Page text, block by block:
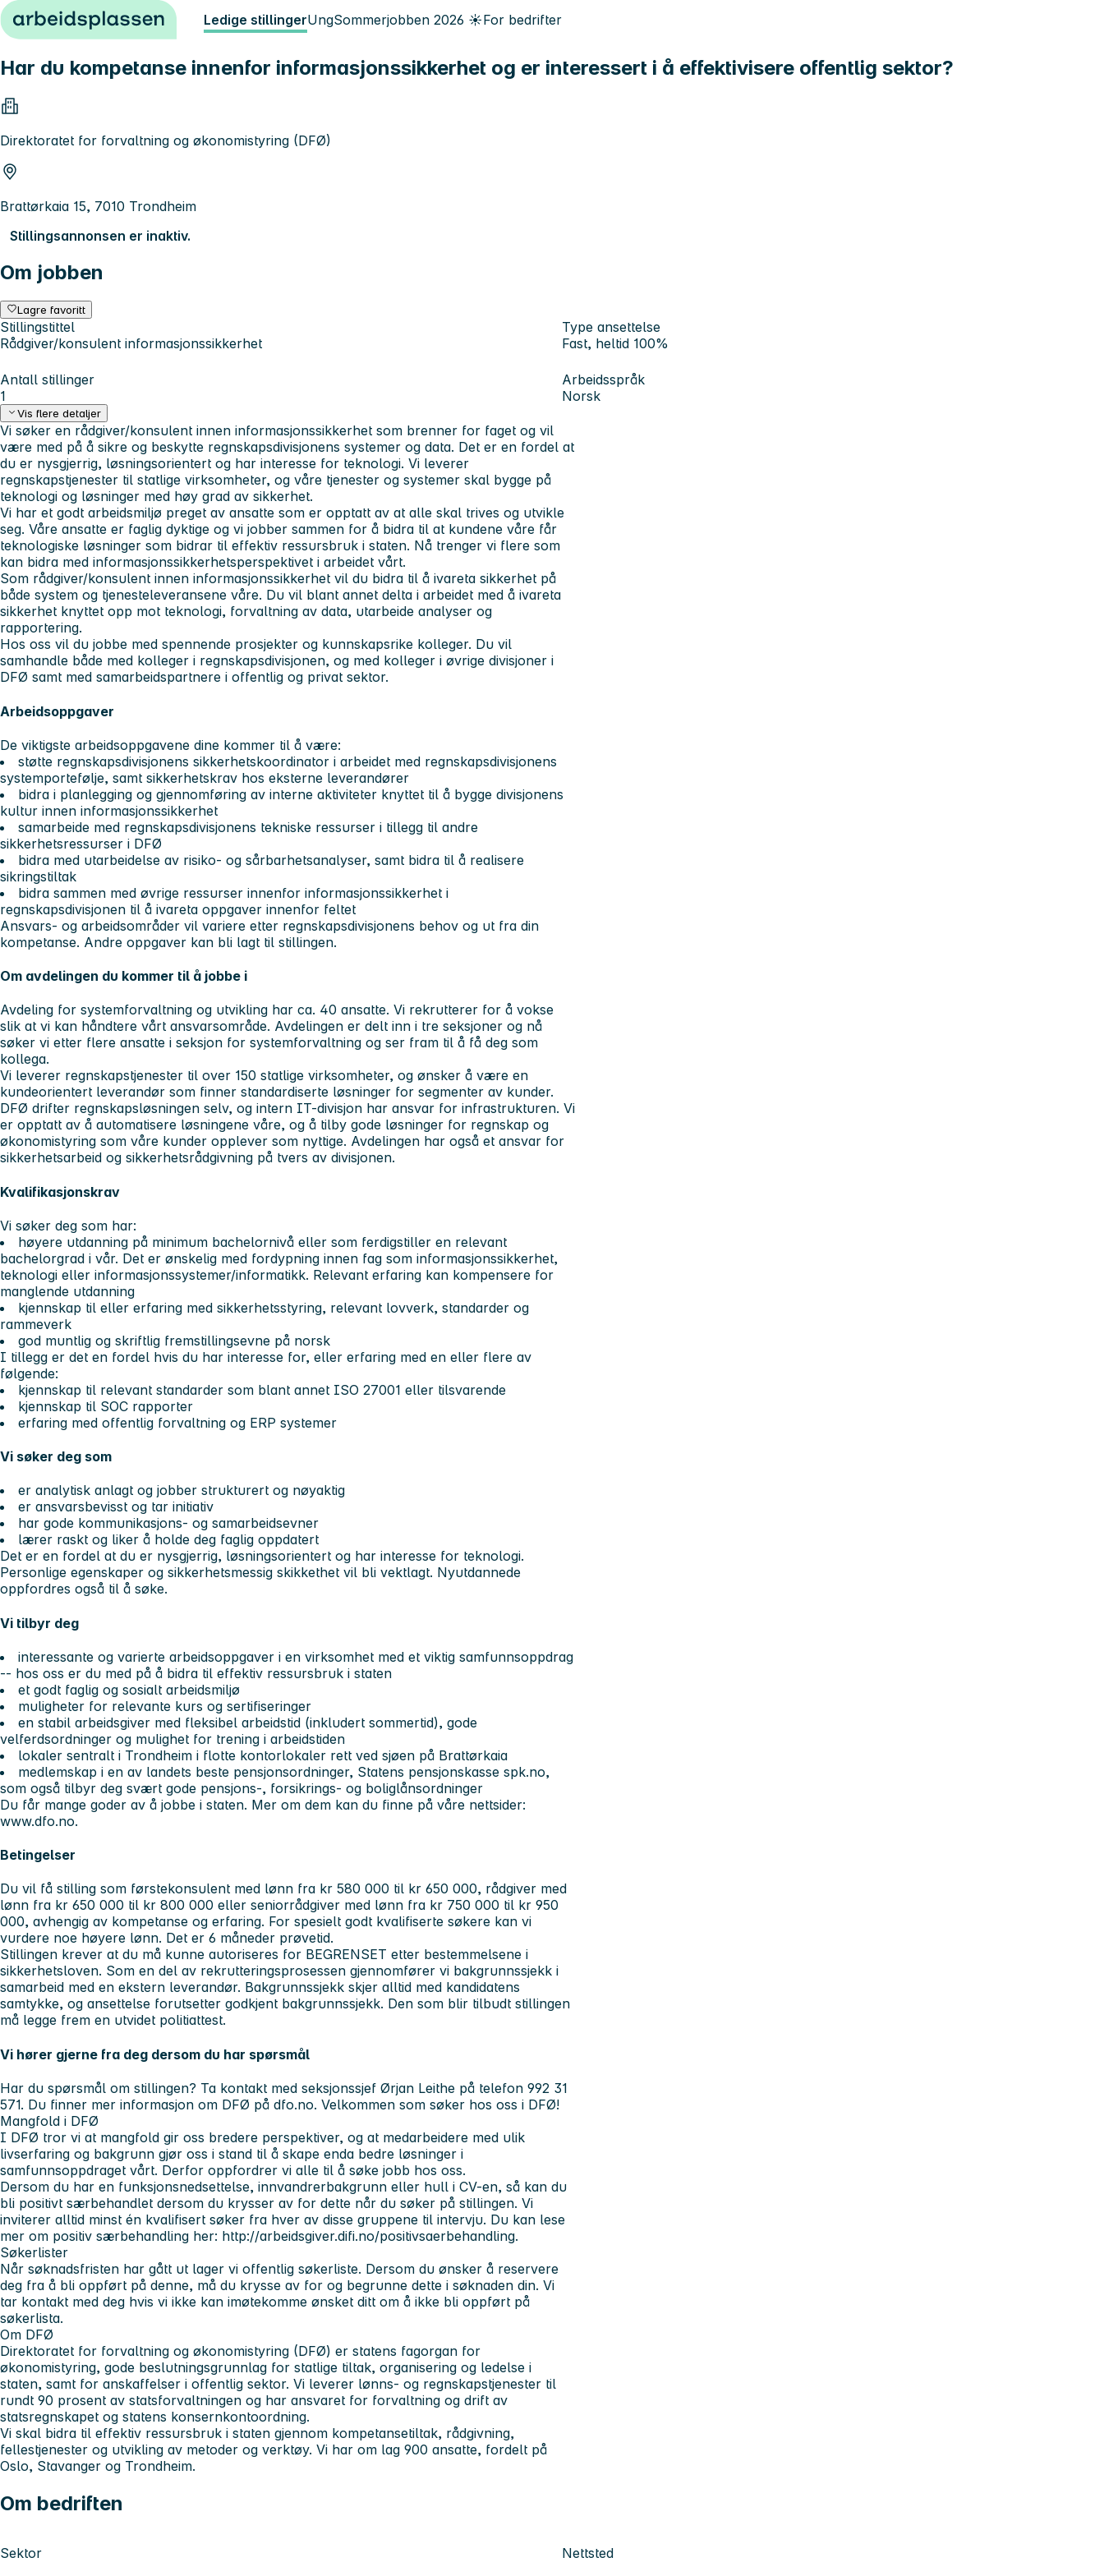
Hopp til innhold Ledige stillingerUngSommerjobben 2026 ☀️For bedrifter
Har du kompetanse innenfor informasjonssikkerhet og er interessert i å effektivisere offentlig sektor?
Direktoratet for forvaltning og økonomistyring (DFØ)
Brattørkaia 15, 7010 Trondheim
Stillingsannonsen er inaktiv.
Om jobben
Lagre favoritt
Stillingstittel
Rådgiver/konsulent informasjonssikkerhet
Type ansettelse
Fast, heltid 100%
Antall stillinger
1
Arbeidsspråk
Norsk
Vis flere detaljer
Vi søker en rådgiver/konsulent innen informasjonssikkerhet som brenner for faget og vil
være med på å sikre og beskytte regnskapsdivisjonens systemer og data. Det er en fordel at
du er nysgjerrig, løsningsorientert og har interesse for teknologi. Vi leverer
regnskapstjenester til statlige virksomheter, og våre tjenester og systemer skal bygge på
teknologi og løsninger med høy grad av sikkerhet.
Vi har et godt arbeidsmiljø preget av ansatte som er opptatt av at alle skal trives og utvikle
seg. Våre ansatte er faglig dyktige og vi jobber sammen for å bidra til at kundene våre får
teknologiske løsninger som bidrar til effektiv ressursbruk i staten. Nå trenger vi flere som
kan bidra med informasjonssikkerhetsperspektivet i arbeidet vårt.
Som rådgiver/konsulent innen informasjonssikkerhet vil du bidra til å ivareta sikkerhet på
både system og tjenesteleveransene våre. Du vil blant annet delta i arbeidet med å ivareta
sikkerhet knyttet opp mot teknologi, forvaltning av data, utarbeide analyser og
rapportering.
Hos oss vil du jobbe med spennende prosjekter og kunnskapsrike kolleger. Du vil
samhandle både med kolleger i regnskapsdivisjonen, og med kolleger i øvrige divisjoner i
DFØ samt med samarbeidspartnere i offentlig og privat sektor.
Arbeidsoppgaver
De viktigste arbeidsoppgavene dine kommer til å være:
støtte regnskapsdivisjonens sikkerhetskoordinator i arbeidet med regnskapsdivisjonens
systemportefølje, samt sikkerhetskrav hos eksterne leverandører
bidra i planlegging og gjennomføring av interne aktiviteter knyttet til å bygge divisjonens
kultur innen informasjonssikkerhet
samarbeide med regnskapsdivisjonens tekniske ressurser i tillegg til andre
sikkerhetsressurser i DFØ
bidra med utarbeidelse av risiko- og sårbarhetsanalyser, samt bidra til å realisere
sikringstiltak
bidra sammen med øvrige ressurser innenfor informasjonssikkerhet i
regnskapsdivisjonen til å ivareta oppgaver innenfor feltet
Ansvars- og arbeidsområder vil variere etter regnskapsdivisjonens behov og ut fra din
kompetanse. Andre oppgaver kan bli lagt til stillingen.
Om avdelingen du kommer til å jobbe i
Avdeling for systemforvaltning og utvikling har ca. 40 ansatte. Vi rekrutterer for å vokse
slik at vi kan håndtere vårt ansvarsområde. Avdelingen er delt inn i tre seksjoner og nå
søker vi etter flere ansatte i seksjon for systemforvaltning og ser fram til å få deg som
kollega.
Vi leverer regnskapstjenester til over 150 statlige virksomheter, og ønsker å være en
kundeorientert leverandør som finner standardiserte løsninger for segmenter av kunder.
DFØ drifter regnskapsløsningen selv, og intern IT-divisjon har ansvar for infrastrukturen. Vi
er opptatt av å automatisere løsningene våre, og å tilby gode løsninger for regnskap og
økonomistyring som våre kunder opplever som nyttige. Avdelingen har også et ansvar for
sikkerhetsarbeid og sikkerhetsrådgivning på tvers av divisjonen.
Kvalifikasjonskrav
Vi søker deg som har:
høyere utdanning på minimum bachelornivå eller som ferdigstiller en relevant
bachelorgrad i vår. Det er ønskelig med fordypning innen fag som informasjonssikkerhet,
teknologi eller informasjonssystemer/informatikk. Relevant erfaring kan kompensere for
manglende utdanning
kjennskap til eller erfaring med sikkerhetsstyring, relevant lovverk, standarder og
rammeverk
god muntlig og skriftlig fremstillingsevne på norsk
I tillegg er det en fordel hvis du har interesse for, eller erfaring med en eller flere av
følgende:
kjennskap til relevant standarder som blant annet ISO 27001 eller tilsvarende
kjennskap til SOC rapporter
erfaring med offentlig forvaltning og ERP systemer
Vi søker deg som
er analytisk anlagt og jobber strukturert og nøyaktig
er ansvarsbevisst og tar initiativ
har gode kommunikasjons- og samarbeidsevner
lærer raskt og liker å holde deg faglig oppdatert
Det er en fordel at du er nysgjerrig, løsningsorientert og har interesse for teknologi.
Personlige egenskaper og sikkerhetsmessig skikkethet vil bli vektlagt. Nyutdannede
oppfordres også til å søke.
Vi tilbyr deg
interessante og varierte arbeidsoppgaver i en virksomhet med et viktig samfunnsoppdrag
-- hos oss er du med på å bidra til effektiv ressursbruk i staten
et godt faglig og sosialt arbeidsmiljø
muligheter for relevante kurs og sertifiseringer
en stabil arbeidsgiver med fleksibel arbeidstid (inkludert sommertid), gode
velferdsordninger og mulighet for trening i arbeidstiden
lokaler sentralt i Trondheim i flotte kontorlokaler rett ved sjøen på Brattørkaia
medlemskap i en av landets beste pensjonsordninger, Statens pensjonskasse spk.no,
som også tilbyr deg svært gode pensjons-, forsikrings- og boliglånsordninger
Du får mange goder av å jobbe i staten. Mer om dem kan du finne på våre nettsider:
www.dfo.no.
Betingelser
Du vil få stilling som førstekonsulent med lønn fra kr 580 000 til kr 650 000, rådgiver med
lønn fra kr 650 000 til kr 800 000 eller seniorrådgiver med lønn fra kr 750 000 til kr 950
000, avhengig av kompetanse og erfaring. For spesielt godt kvalifiserte søkere kan vi
vurdere noe høyere lønn. Det er 6 måneder prøvetid.
Stillingen krever at du må kunne autoriseres for BEGRENSET etter bestemmelsene i
sikkerhetsloven. Som en del av rekrutteringsprosessen gjennomfører vi bakgrunnssjekk i
samarbeid med en ekstern leverandør. Bakgrunnssjekk skjer alltid med kandidatens
samtykke, og ansettelse forutsetter godkjent bakgrunnssjekk. Den som blir tilbudt stillingen
må legge frem en utvidet politiattest.
Vi hører gjerne fra deg dersom du har spørsmål
Har du spørsmål om stillingen? Ta kontakt med seksjonssjef Ørjan Leithe på telefon 992 31
571. Du finner mer informasjon om DFØ på dfo.no. Velkommen som søker hos oss i DFØ!
Mangfold i DFØ
I DFØ tror vi at mangfold gir oss bredere perspektiver, og at medarbeidere med ulik
livserfaring og bakgrunn gjør oss i stand til å skape enda bedre løsninger i
samfunnsoppdraget vårt. Derfor oppfordrer vi alle til å søke jobb hos oss.
Dersom du har en funksjonsnedsettelse, innvandrerbakgrunn eller hull i CV-en, så kan du
bli positivt særbehandlet dersom du krysser av for dette når du søker på stillingen. Vi
inviterer alltid minst én kvalifisert søker fra hver av disse gruppene til intervju. Du kan lese
mer om positiv særbehandling her: http://arbeidsgiver.difi.no/positivsaerbehandling.
Søkerlister
Når søknadsfristen har gått ut lager vi offentlig søkerliste. Dersom du ønsker å reservere
deg fra å bli oppført på denne, må du krysse av for og begrunne dette i søknaden din. Vi
tar kontakt med deg hvis vi ikke kan imøtekomme ønsket ditt om å ikke bli oppført på
søkerlista.
Om DFØ
Direktoratet for forvaltning og økonomistyring (DFØ) er statens fagorgan for
økonomistyring, gode beslutningsgrunnlag for statlige tiltak, organisering og ledelse i
staten, samt for anskaffelser i offentlig sektor. Vi leverer lønns- og regnskapstjenester til
rundt 90 prosent av statsforvaltningen og har ansvaret for forvaltning og drift av
statsregnskapet og statens konsernkontoordning.
Vi skal bidra til effektiv ressursbruk i staten gjennom kompetansetiltak, rådgivning,
fellestjenester og utvikling av metoder og verktøy. Vi har om lag 900 ansatte, fordelt på
Oslo, Stavanger og Trondheim.
Om bedriften
Sektor
Nettsted